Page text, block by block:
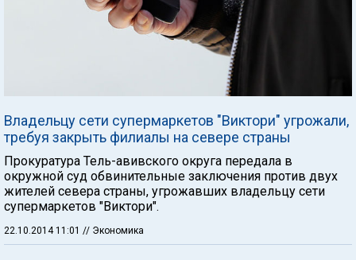
Владельцу сети супермаркетов "Виктори" угрожали,
требуя закрыть филиалы на севере страны
Прокуратура Тель-авивского округа передала в
окружной суд обвинительные заключения против двух
жителей севера страны, угрожавших владельцу сети
супермаркетов "Виктори".
22.10.2014 11:01 // Экономика